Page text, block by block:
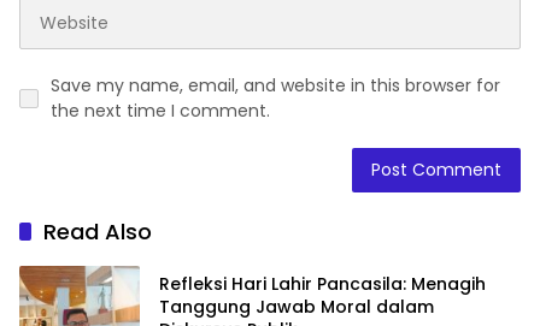
Save my name, email, and website in this browser for
the next time I comment.
Read Also
Refleksi Hari Lahir Pancasila: Menagih
Tanggung Jawab Moral dalam